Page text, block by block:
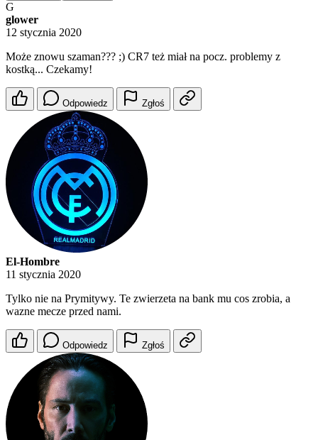
G
glower
12 stycznia 2020
Może znowu szaman??? ;) CR7 też miał na pocz. problemy z
kostką... Czekamy!
Odpowiedz Zgłoś
El-Hombre
11 stycznia 2020
Tylko nie na Prymitywy. Te zwierzeta na bank mu cos zrobia, a
wazne mecze przed nami.
Odpowiedz Zgłoś